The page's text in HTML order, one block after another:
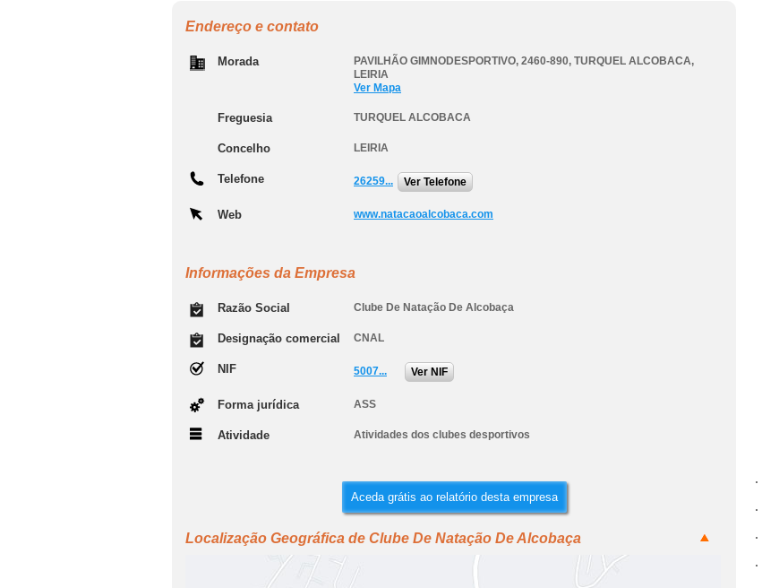
Endereço e contato
Morada PAVILHÃO GIMNODESPORTIVO, 2460-890, TURQUEL ALCOBACA,
LEIRIA
Ver Mapa
Freguesia TURQUEL ALCOBACA
Concelho LEIRIA
Telefone 26259... Ver Telefone
Web www.natacaoalcobaca.com
Informações da Empresa
Razão Social Clube De Natação De Alcobaça
Designação comercial CNAL
NIF 5007... Ver NIF
Forma jurídica ASS
Atividade Atividades dos clubes desportivos
Aceda grátis ao relatório desta empresa
Localização Geográfica de Clube De Natação De Alcobaça